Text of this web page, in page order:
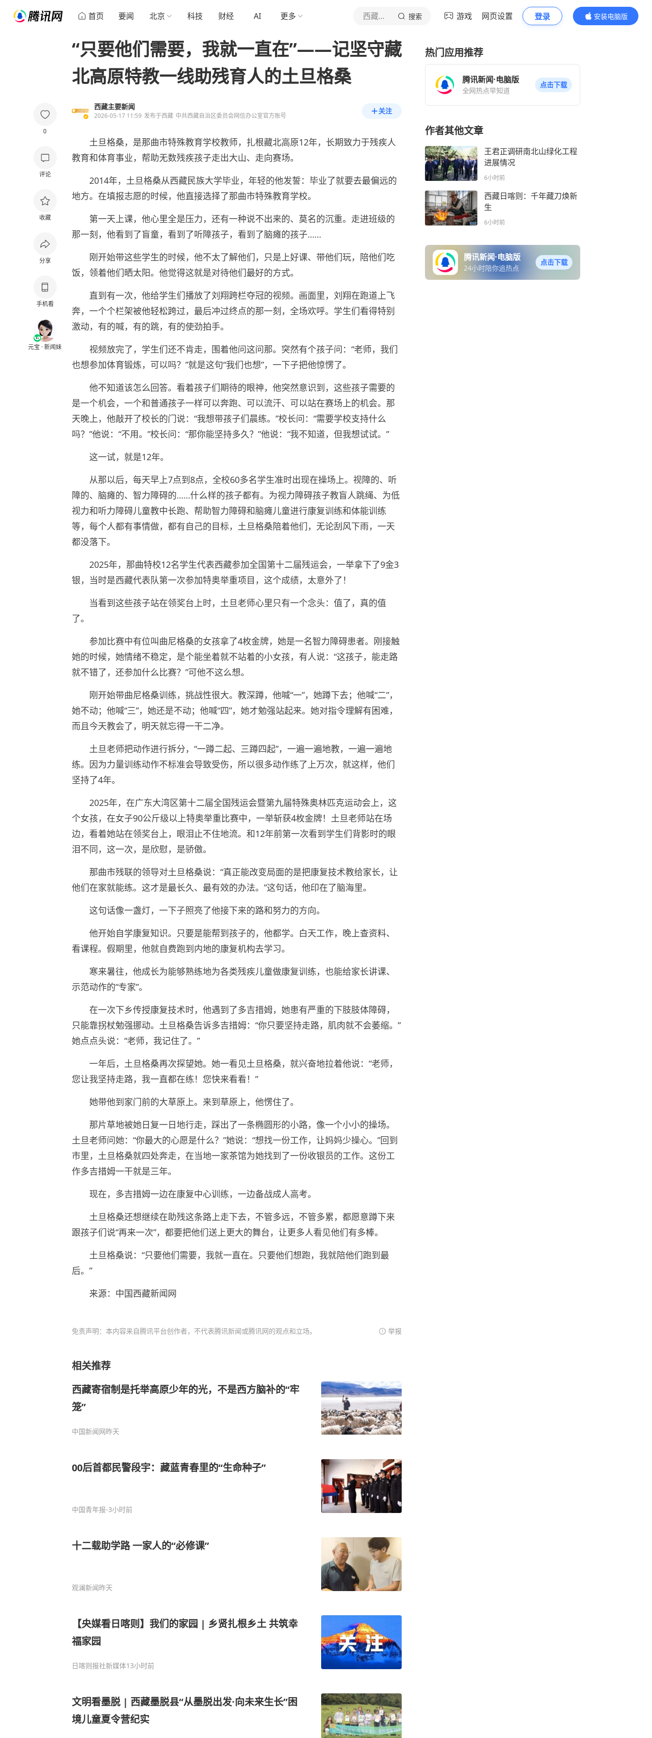
首页 要闻 北京 科技 财经 AI 更多 西藏主要新闻 搜索 游戏 网页设置 登录
安装电脑版
内容更精彩
0
评论
收藏
分享
手机看
元宝 · 新闻妹
“只要他们需要，我就一直在”——记坚守藏
北高原特教一线助残育人的土旦格桑
西藏主要新闻
2026-05-17 11:59 发布于西藏 中共西藏自治区委员会网信办公室官方账号
关注
土旦格桑，是那曲市特殊教育学校教师，扎根藏北高原12年，长期致力于残疾人
教育和体育事业，帮助无数残疾孩子走出大山、走向赛场。
2014年，土旦格桑从西藏民族大学毕业，年轻的他发誓：毕业了就要去最偏远的
地方。在填报志愿的时候，他直接选择了那曲市特殊教育学校。
第一天上课，他心里全是压力，还有一种说不出来的、莫名的沉重。走进班级的
那一刻，他看到了盲童，看到了听障孩子，看到了脑瘫的孩子……
刚开始带这些学生的时候，他不太了解他们，只是上好课、带他们玩，陪他们吃
饭，领着他们晒太阳。他觉得这就是对待他们最好的方式。
直到有一次，他给学生们播放了刘翔跨栏夺冠的视频。画面里，刘翔在跑道上飞
奔，一个个栏架被他轻松跨过，最后冲过终点的那一刻，全场欢呼。学生们看得特别
激动，有的喊，有的跳，有的使劲拍手。
视频放完了，学生们还不肯走，围着他问这问那。突然有个孩子问：“老师，我们
也想参加体育锻炼，可以吗？”就是这句“我们也想”，一下子把他惊愣了。
他不知道该怎么回答。看着孩子们期待的眼神，他突然意识到，这些孩子需要的
是一个机会，一个和普通孩子一样可以奔跑、可以流汗、可以站在赛场上的机会。那
天晚上，他敲开了校长的门说：“我想带孩子们晨练。”校长问：“需要学校支持什么
吗？”他说：“不用。”校长问：“那你能坚持多久？”他说：“我不知道，但我想试试。”
这一试，就是12年。
从那以后，每天早上7点到8点，全校60多名学生准时出现在操场上。视障的、听
障的、脑瘫的、智力障碍的……什么样的孩子都有。为视力障碍孩子教盲人跳绳、为低
视力和听力障碍儿童教中长跑、帮助智力障碍和脑瘫儿童进行康复训练和体能训练
等，每个人都有事情做，都有自己的目标，土旦格桑陪着他们，无论刮风下雨，一天
都没落下。
2025年，那曲特校12名学生代表西藏参加全国第十二届残运会，一举拿下了9金3
银，当时是西藏代表队第一次参加特奥举重项目，这个成绩，太意外了！
当看到这些孩子站在领奖台上时，土旦老师心里只有一个念头：值了，真的值
了。
参加比赛中有位叫曲尼格桑的女孩拿了4枚金牌，她是一名智力障碍患者。刚接触
她的时候，她情绪不稳定，是个能坐着就不站着的小女孩，有人说：“这孩子，能走路
就不错了，还参加什么比赛？”可他不这么想。
刚开始带曲尼格桑训练，挑战性很大。教深蹲，他喊“一”，她蹲下去；他喊“二”，
她不动；他喊“三”，她还是不动；他喊“四”，她才勉强站起来。她对指令理解有困难，
而且今天教会了，明天就忘得一干二净。
土旦老师把动作进行拆分，“一蹲二起、三蹲四起”，一遍一遍地教，一遍一遍地
练。因为力量训练动作不标准会导致受伤，所以很多动作练了上万次，就这样，他们
坚持了4年。
2025年，在广东大湾区第十二届全国残运会暨第九届特殊奥林匹克运动会上，这
个女孩，在女子90公斤级以上特奥举重比赛中，一举斩获4枚金牌！土旦老师站在场
边，看着她站在领奖台上，眼泪止不住地流。和12年前第一次看到学生们背影时的眼
泪不同，这一次，是欣慰，是骄傲。
那曲市残联的领导对土旦格桑说：“真正能改变局面的是把康复技术教给家长，让
他们在家就能练。这才是最长久、最有效的办法。”这句话，他印在了脑海里。
这句话像一盏灯，一下子照亮了他接下来的路和努力的方向。
他开始自学康复知识。只要是能帮到孩子的，他都学。白天工作，晚上查资料、
看课程。假期里，他就自费跑到内地的康复机构去学习。
寒来暑往，他成长为能够熟练地为各类残疾儿童做康复训练，也能给家长讲课、
示范动作的“专家”。
在一次下乡传授康复技术时，他遇到了多吉措姆，她患有严重的下肢肢体障碍，
只能靠拐杖勉强挪动。土旦格桑告诉多吉措姆：“你只要坚持走路，肌肉就不会萎缩。”
她点点头说：“老师，我记住了。”
一年后，土旦格桑再次探望她。她一看见土旦格桑，就兴奋地拉着他说：“老师，
您让我坚持走路，我一直都在练！您快来看看！”
她带他到家门前的大草原上。来到草原上，他愣住了。
那片草地被她日复一日地行走，踩出了一条椭圆形的小路，像一个小小的操场。
土旦老师问她：“你最大的心愿是什么？”她说：“想找一份工作，让妈妈少操心。”回到
市里，土旦格桑就四处奔走，在当地一家茶馆为她找到了一份收银员的工作。这份工
作多吉措姆一干就是三年。
现在，多吉措姆一边在康复中心训练，一边备战成人高考。
土旦格桑还想继续在助残这条路上走下去，不管多远，不管多累，都愿意蹲下来
跟孩子们说“再来一次”，都要把他们送上更大的舞台，让更多人看见他们有多棒。
土旦格桑说：“只要他们需要，我就一直在。只要他们想跑，我就陪他们跑到最
后。”
来源：中国西藏新闻网
免责声明：本内容来自腾讯平台创作者，不代表腾讯新闻或腾讯网的观点和立场。 举报
相关推荐
西藏寄宿制是托举高原少年的光，不是西方脑补的“牢
笼”
中国新闻网昨天
00后首都民警段宇：藏蓝青春里的“生命种子”
中国青年报-3小时前
十二载助学路 一家人的“必修课”
观澜新闻昨天
【央媒看日喀则】我们的家园 | 乡贤扎根乡土 共筑幸
福家园
日喀则报社新媒体13小时前
文明看墨脱 | 西藏墨脱县“从墨脱出发·向未来生长”困
境儿童夏令营纪实
热门应用推荐
腾讯新闻·电脑版
全网热点早知道
点击下载
作者其他文章
王君正调研南北山绿化工程
进展情况
6小时前
西藏日喀则：千年藏刀焕新
生
6小时前
腾讯新闻·电脑版
24小时陪你追热点
点击下载